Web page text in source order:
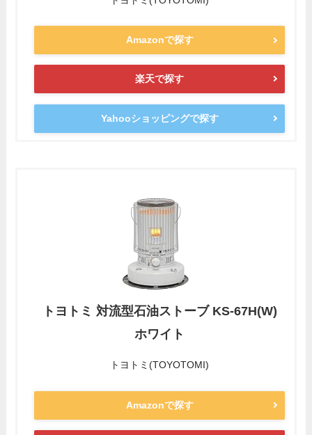
Amazonで探す
楽天で探す
Yahooショッピングで探す
トヨトミ 対流型石油ストーブ KS-67H(W)
ホワイト
トヨトミ(TOYOTOMI)
Amazonで探す